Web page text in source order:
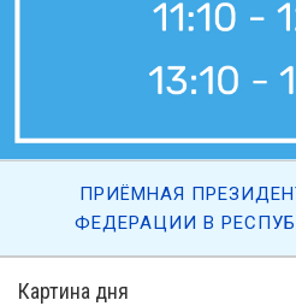
Картина дня
ПРИЁМНАЯ
ФЕДЕРАЦИИ В